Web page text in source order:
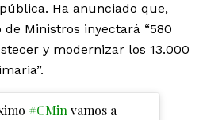
Ha anunciado que,
Ministros inyectará “580
y modernizar los 13.000
#CMinvamos a